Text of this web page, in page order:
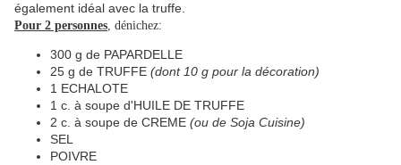
également idéal avec la truffe.
Pour 2 personnes, dénichez:
300 g de PAPARDELLE
25 g de TRUFFE (dont 10 g pour la décoration)
1 ECHALOTE
1 c. à soupe d'HUILE DE TRUFFE
2 c. à soupe de CREME (ou de Soja Cuisine)
SEL
POIVRE